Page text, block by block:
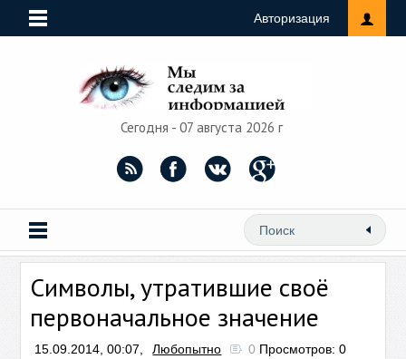
Авторизация
Сегодня - 07 августа 2026 г
Символы, утратившие своё
первоначальное значение
15.09.2014, 00:07, Любопытно 0 Просмотров: 0